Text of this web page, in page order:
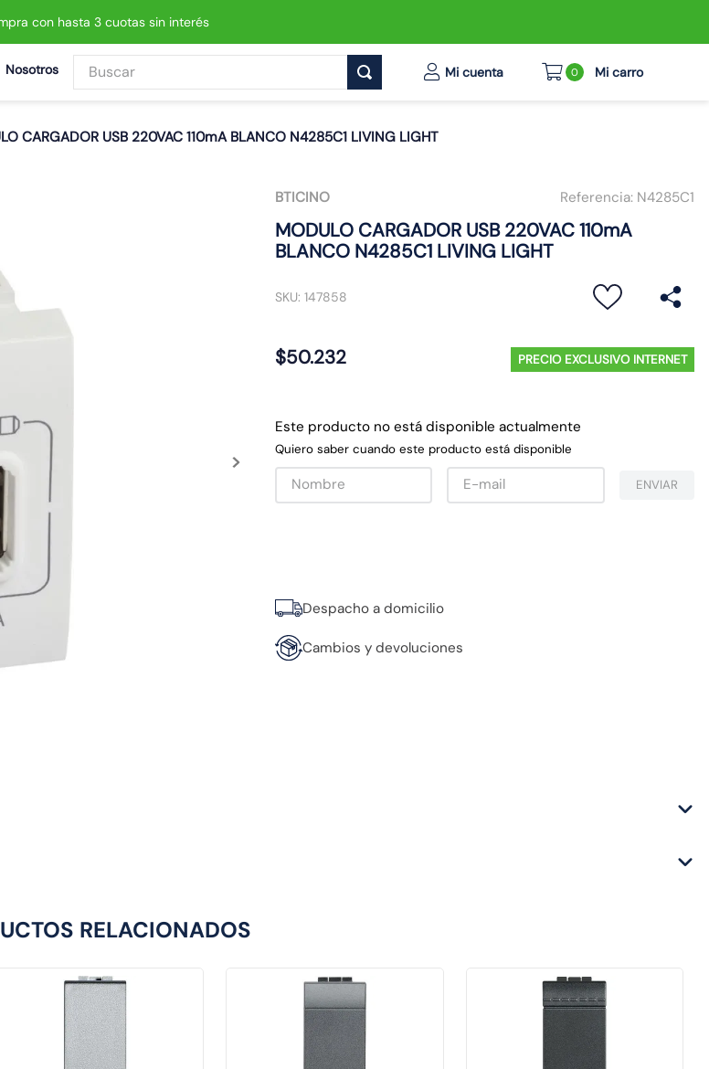
con hasta 3 cuotas sin interés
Nosotros Buscar
0
CARGADOR USB 220VAC 110mA BLANCO N4285C1 LIVING LIGHT
BTICINO Referencia: N4285C1
MODULO CARGADOR USB 220VAC 110mA
BLANCO N4285C1 LIVING LIGHT
SKU: 147858
$50.232 PRECIO EXCLUSIVO INTERNET
Este producto no está disponible actualmente
Quiero saber cuando este producto está disponible
ENVIAR
Despacho a domicilio
Cambios y devoluciones
RELACIONADOS